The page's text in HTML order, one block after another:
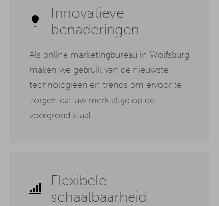
Innovatieve
benaderingen
Als online marketingbureau in Wolfsburg
maken we gebruik van de nieuwste
technologieën en trends om ervoor te
zorgen dat uw merk altijd op de
voorgrond staat.
Flexibele
schaalbaarheid